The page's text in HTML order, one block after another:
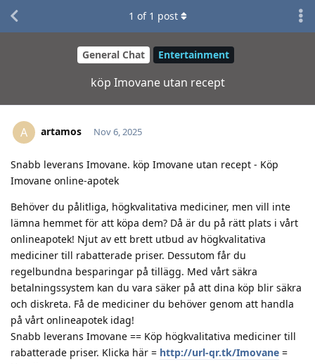
General Chat Entertainment
köp Imovane utan recept
1 of 1 post
A artamos Nov 6, 2025
Snabb leverans Imovane. köp Imovane utan recept - Köp
Imovane online-apotek
Behöver du pålitliga, högkvalitativa mediciner, men vill inte
lämna hemmet för att köpa dem? Då är du på rätt plats i vårt
onlineapotek! Njut av ett brett utbud av högkvalitativa
mediciner till rabatterade priser. Dessutom får du
regelbundna besparingar på tillägg. Med vårt säkra
betalningssystem kan du vara säker på att dina köp blir säkra
och diskreta. Få de mediciner du behöver genom att handla
på vårt onlineapotek idag!
Snabb leverans Imovane == Köp högkvalitativa mediciner till
rabatterade priser. Klicka här = http://url-qr.tk/Imovane =